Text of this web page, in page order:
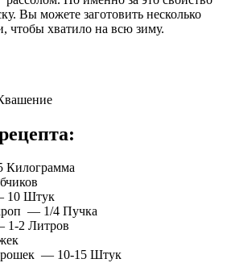
Вы можете заготовить несколько
чтобы хватило на всю зиму.
10 Штук
— 1/4 Пучка
1-2 Литров
— 10-15 Штук